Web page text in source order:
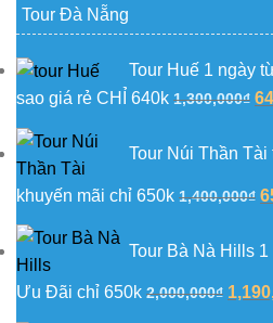
Tour Đà Nẵng
Tour Huế 1 ngày
sao giá rẻ CHỈ 640k 1,300,000₫
là:
Tour Núi Thần
khuyến mãi chỉ 650k 1,400,000₫
Tour Bà Nà Hills
Ưu Đãi chỉ 650k 2,000,000₫ Giá